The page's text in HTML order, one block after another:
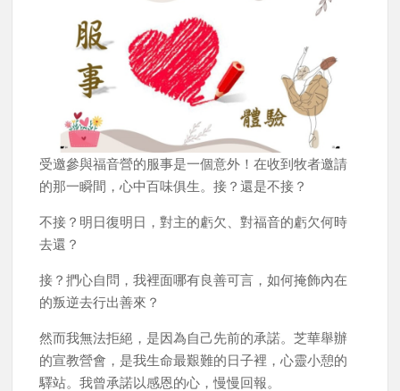
受邀參與福音營的服事是一個意外！在收到牧者邀請
的那一瞬間，心中百味俱生。接？還是不接？
不接？明日復明日，對主的虧欠、對福音的虧欠何時
去還？
接？捫心自問，我裡面哪有良善可言，如何掩飾內在
的叛逆去行出善來？
然而我無法拒絕，是因為自己先前的承諾。芝華舉辦
的宣教營會，是我生命最艱難的日子裡，心靈小憩的
驛站。我曾承諾以感恩的心，慢慢回報。